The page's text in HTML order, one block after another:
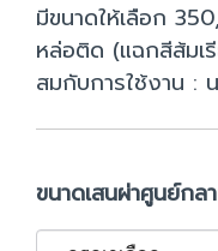
มีขนาดให้เลือก
หล่อติด (แฉกสีส้มเ
สมกับการใช้งาน :
ขนาดเสนผ่าศูนย์กล